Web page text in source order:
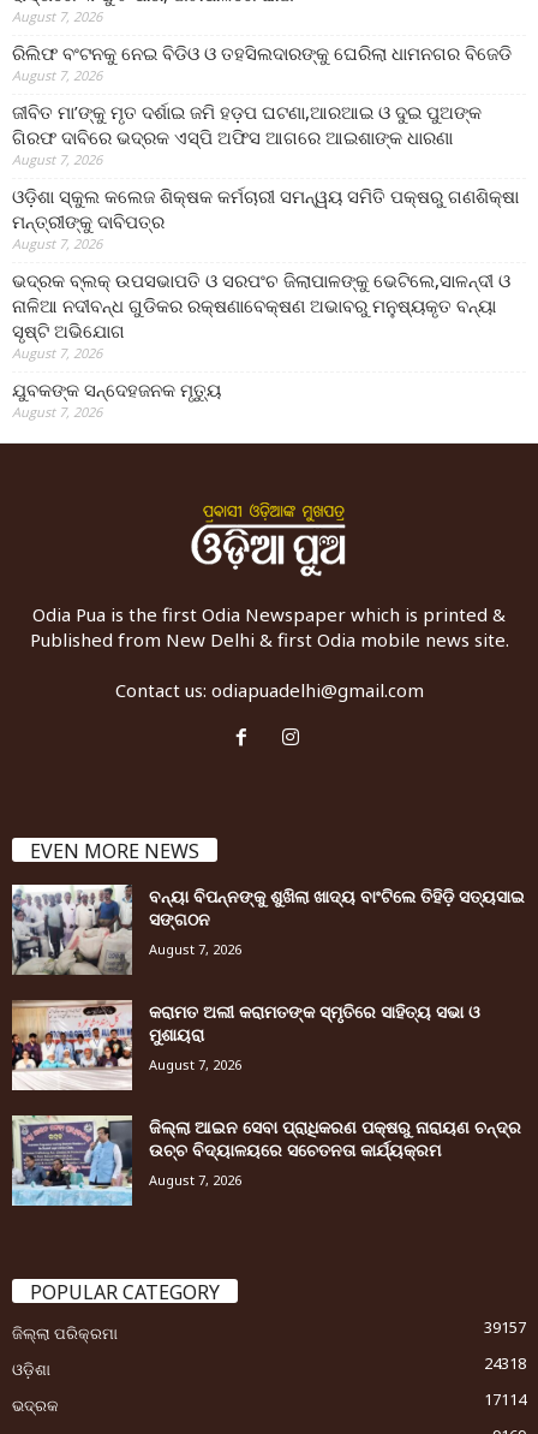
August 7, 2026
ରିଲିଫ ବଂଟନକୁ ନେଇ ବିଡିଓ ଓ ତହସିଲଦାରଙ୍କୁ ଘେରିଲା ଧାମନଗର ବିଜେଡି
August 7, 2026
ଜୀବିତ ମା’ଙ୍କୁ ମୃତ ଦର୍ଶାଇ ଜମି ହଡ଼ପ ଘଟଣା,ଆରଆଇ ଓ ଦୁଇ ପୁଅଙ୍କ
ଗିରଫ ଦାବିରେ ଭଦ୍ରକ ଏସ୍‌ପି ଅଫିସ ଆଗରେ ଆଇଶାଙ୍କ ଧାରଣା
August 7, 2026
ଓଡ଼ିଶା ସ୍କୁଲ କଲେଜ ଶିକ୍ଷକ କର୍ମଚାରୀ ସମନ୍ୱୟ ସମିତି ପକ୍ଷରୁ ଗଣଶିକ୍ଷା
ମନ୍ତ୍ରୀଙ୍କୁ ଦାବିପତ୍ର
August 7, 2026
ଭଦ୍ରକ ବ୍ଲକ୍ ଉପସଭାପତି ଓ ସରପଂଚ ଜିଲାପାଳଙ୍କୁ ଭେଟିଲେ,ସାଳନ୍ଦୀ ଓ
ନାଳିଆ ନଦୀବନ୍ଧ ଗୁଡିକର ରକ୍ଷଣାବେକ୍ଷଣ ଅଭାବରୁ ମନୁଷ୍ୟକୃତ ବନ୍ୟା
ସୃଷ୍ଟି ଅଭିଯୋଗ
August 7, 2026
ଯୁବକଙ୍କ ସନ୍ଦେହଜନକ ମୃତ୍ୟୁ
August 7, 2026
Odia Pua is the first Odia Newspaper which is printed &
Published from New Delhi & first Odia mobile news site.
Contact us: odiapuadelhi@gmail.com
EVEN MORE NEWS
ବନ୍ୟା ବିପନ୍ନଙ୍କୁ ଶୁଖିଲା ଖାଦ୍ୟ ବାଂଟିଲେ ତିହିଡି଼ ସତ୍ୟସାଇ
ସଙ୍ଗଠନ
August 7, 2026
କରାମତ ଅଲୀ କରାମତଙ୍କ ସ୍ମୃତିରେ ସାହିତ୍ୟ ସଭା ଓ
ମୁଶାୟରା
August 7, 2026
ଜିଲ୍ଲା ଆଇନ ସେବା ପ୍ରାଧିକରଣ ପକ୍ଷରୁ ନାରାୟଣ ଚନ୍ଦ୍ର
ଉଚ୍ଚ ବିଦ୍ୟାଳୟରେ ସଚେତନତା କାର୍ଯ୍ୟକ୍ରମ
August 7, 2026
POPULAR CATEGORY
ଜିଲ୍ଲା ପରିକ୍ରମା
39157
ଓଡ଼ିଶା
24318
ଭଦ୍ରକ
17114